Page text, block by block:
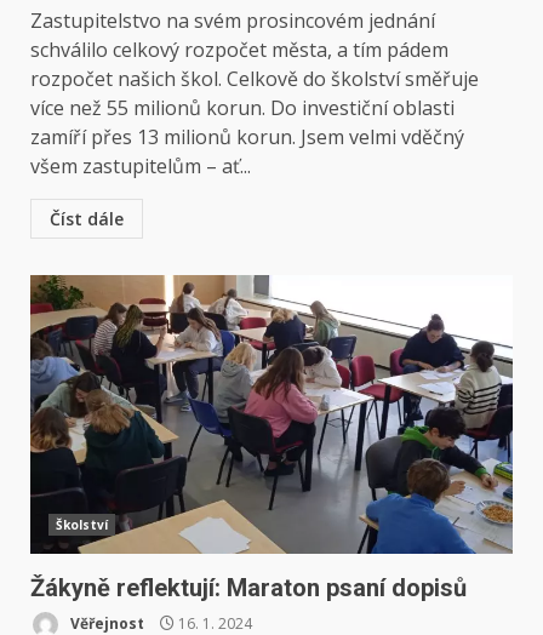
Zastupitelstvo na svém prosincovém jednání
schválilo celkový rozpočet města, a tím pádem
rozpočet našich škol. Celkově do školství směřuje
více než 55 milionů korun. Do investiční oblasti
zamíří přes 13 milionů korun. Jsem velmi vděčný
všem zastupitelům – ať...
Číst dále
Školství
Žákyně reflektují: Maraton psaní dopisů
Věřejnost 16. 1. 2024